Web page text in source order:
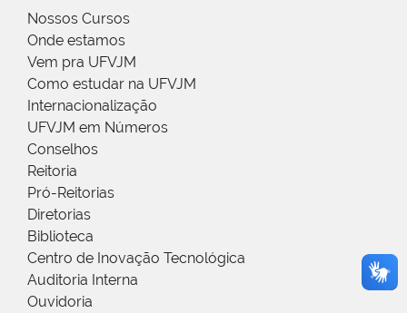
Nossos Cursos
Onde estamos
Vem pra UFVJM
Como estudar na UFVJM
Internacionalização
UFVJM em Números
Conselhos
Reitoria
Pró-Reitorias
Diretorias
Biblioteca
Centro de Inovação Tecnológica
Auditoria Interna
Ouvidoria